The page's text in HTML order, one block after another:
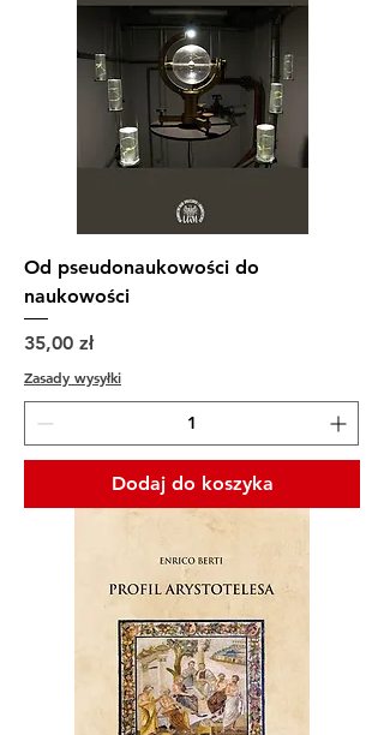
Od pseudonaukowości do
naukowości
Cena
35,00 zł
Zasady wysyłki
Dodaj do koszyka